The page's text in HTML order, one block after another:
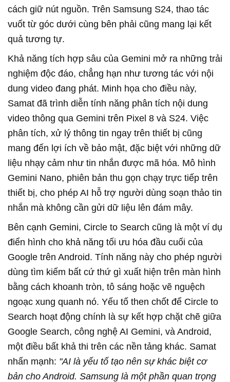
cách giữ nút nguồn. Trên Samsung S24, thao tác
vuốt từ góc dưới cùng bên phải cũng mang lại kết
quả tương tự.
Khả năng tích hợp sâu của Gemini mở ra những trải
nghiệm độc đáo, chẳng hạn như tương tác với nội
dung video đang phát. Minh họa cho điều này,
Samat đã trình diễn tính năng phân tích nội dung
video thông qua Gemini trên Pixel 8 và S24. Việc
phân tích, xử lý thông tin ngay trên thiết bị cũng
mang đến lợi ích về bảo mật, đặc biệt với những dữ
liệu nhạy cảm như tin nhắn được mã hóa. Mô hình
Gemini Nano, phiên bản thu gọn chạy trực tiếp trên
thiết bị, cho phép AI hỗ trợ người dùng soạn thảo tin
nhắn mà không cần gửi dữ liệu lên đám mây.
Bên cạnh Gemini, Circle to Search cũng là một ví dụ
điển hình cho khả năng tối ưu hóa đầu cuối của
Google trên Android. Tính năng này cho phép người
dùng tìm kiếm bất cứ thứ gì xuất hiện trên màn hình
bằng cách khoanh tròn, tô sáng hoặc vẽ nguệch
ngoạc xung quanh nó. Yếu tố then chốt để Circle to
Search hoạt động chính là sự kết hợp chặt chẽ giữa
Google Search, công nghệ AI Gemini, và Android,
một điều bất khả thi trên các nền tảng khác. Samat
nhấn mạnh: "AI là yếu tố tạo nên sự khác biệt cơ
bản cho Android. Samsung là một phần quan trọng